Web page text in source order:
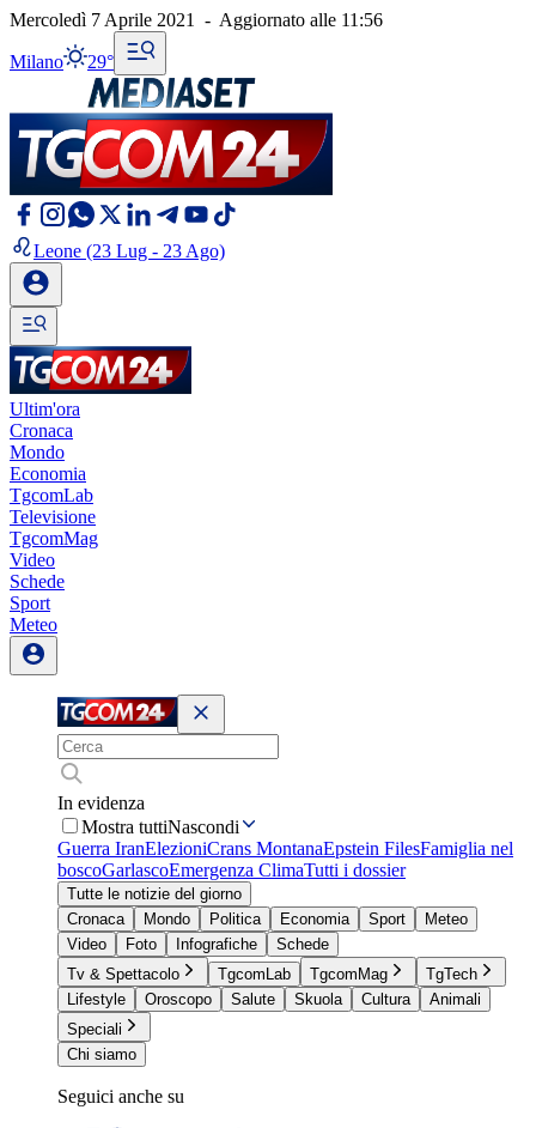
Mercoledì 7 Aprile 2021 - Aggiornato alle 11:56
Milano 29°
Leone (23 Lug - 23 Ago)
Ultim'ora
Cronaca
Mondo
Economia
TgcomLab
Televisione
TgcomMag
Video
Schede
Sport
Meteo
In evidenza
Mostra tuttiNascondi
Guerra IranElezioniCrans MontanaEpstein FilesFamiglia nel
boscoGarlascoEmergenza ClimaTutti i dossier
Tutte le notizie del giorno
Cronaca
Mondo Politica Economia Sport
Meteo
Video
Foto Infografiche
Schede
Tv & Spettacolo
TgcomLab TgcomMag
TgTech
Lifestyle
Oroscopo Salute Skuola Cultura
Animali
Speciali
Chi siamo
Seguici anche su